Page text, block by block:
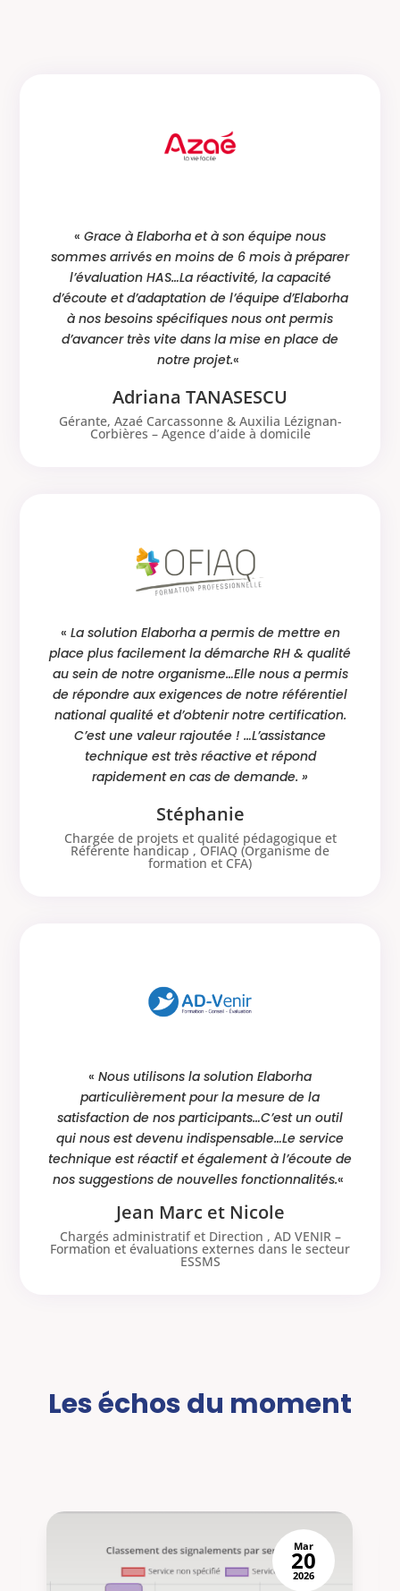
« Grace à Elaborha et à son équipe nous
sommes arrivés en moins de 6 mois à préparer
l’évaluation HAS…La réactivité, la capacité
d’écoute et d’adaptation de l’équipe d’Elaborha
à nos besoins spécifiques nous ont permis
d’avancer très vite dans la mise en place de
notre projet.«
Adriana TANASESCU
Gérante, Azaé Carcassonne & Auxilia Lézignan-
Corbières – Agence d’aide à domicile
« La solution Elaborha a permis de mettre en
place plus facilement la démarche RH & qualité
au sein de notre organisme…Elle nous a permis
de répondre aux exigences de notre référentiel
national qualité et d’obtenir notre certification.
C’est une valeur rajoutée ! …L’assistance
technique est très réactive et répond
rapidement en cas de demande. »
Stéphanie
Chargée de projets et qualité pédagogique et
Référente handicap , OFIAQ (Organisme de
formation et CFA)
« Nous utilisons la solution Elaborha
particulièrement pour la mesure de la
satisfaction de nos participants…C’est un outil
qui nous est devenu indispensable…Le service
technique est réactif et également à l’écoute de
nos suggestions de nouvelles fonctionnalités.«
Jean Marc et Nicole
Chargés administratif et Direction , AD VENIR –
Formation et évaluations externes dans le secteur
ESSMS
Les échos du moment
Mar
20
2026